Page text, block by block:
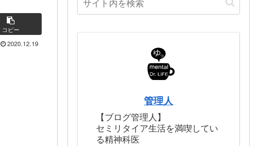
コピー
2020.12.19
管理人
【ブログ管理人】
セミリタイア生活を満喫してい
る精神科医